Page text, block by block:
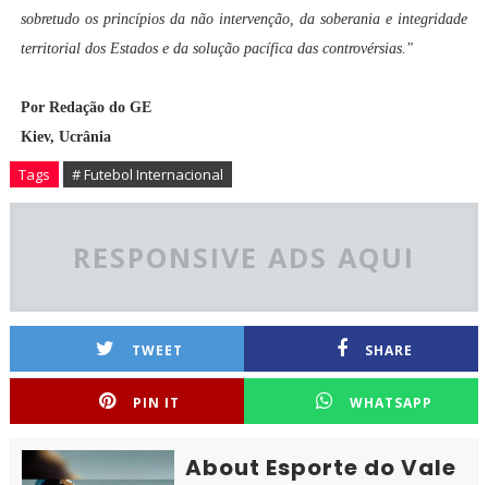
sobretudo os princípios da não intervenção, da soberania e integridade
territorial dos Estados e da solução pacífica das controvérsias."
Por Redação do GE
Kiev, Ucrânia
Tags # Futebol Internacional
RESPONSIVE ADS AQUI
TWEET SHARE
PIN IT WHATSAPP
About Esporte do Vale